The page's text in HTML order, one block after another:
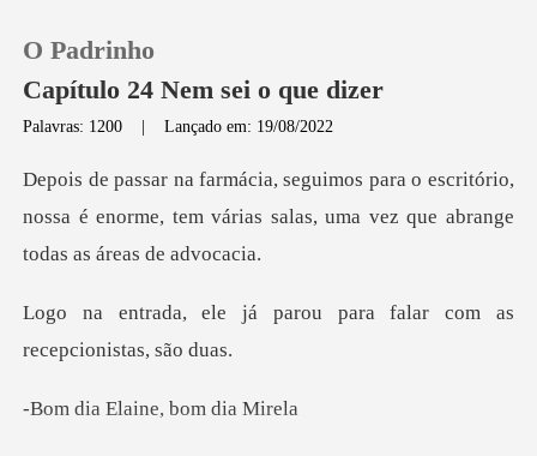
0
Loja
Histórico
O Padrinho
Capítulo 24 Nem sei o que dizer
Palavras: 1200 |Lançado em: 19/08/2022
escritório,
nossa é enorme, tem várias salas,
parou para falar com as
laine, bom